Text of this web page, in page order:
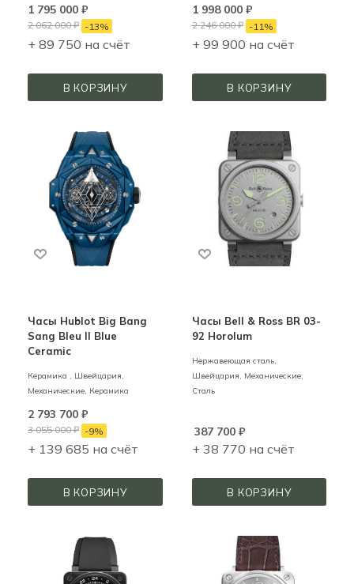
1 795 000 ₽
2 062 000₽ -13%
+ 89 750 на счёт
В КОРЗИНУ
1 998 000₽
2 246 000₽ -11%
+ 99 900 на счёт
В КОРЗИНУ
Часы Hublot Big Bang
Sang Bleu II Blue
Ceramic
Керамика , Швейцария,
Механические, Керамика
2 793 700 ₽
3 055 000₽ -9%
+ 139 685 на счёт
В КОРЗИНУ
Часы Bell & Ross BR 03-
92 Horolum
Нержавеющая сталь,
Швейцария,
Механические,
Сталь
387 700₽
+ 38 770 на счёт
В КОРЗИНУ